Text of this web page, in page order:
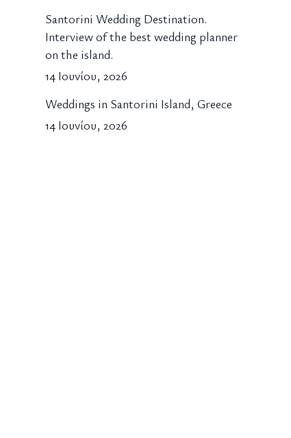
Santorini Wedding Destination.
Interview of the best wedding planner
on the island.
14 Ιουνίου, 2026
Weddings in Santorini Island, Greece
14 Ιουνίου, 2026